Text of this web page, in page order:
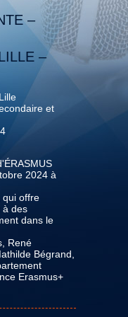
–
–
et
2024 à
qui offre
à des
dans le
René
Bégrand,
Erasmus+